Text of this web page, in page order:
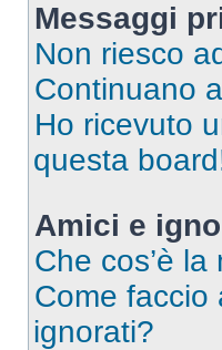
Messaggi
Non riesco
Continuano
Ho ricevuto
questa
Amici e
Che cos’è
Come faccio
ignorati?